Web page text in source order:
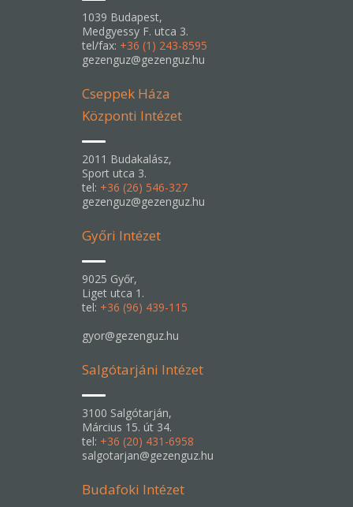
1039 Budapest,
Medgyessy F. utca 3.
tel/fax: +36 (1) 243-8595
gezenguz@gezenguz.hu
Cseppek Háza
Központi Intézet
2011 Budakalász,
Sport utca 3.
tel: +36 (26) 546-327
gezenguz@gezenguz.hu
Győri Intézet
9025 Győr,
Liget utca 1.
tel: +36 (96) 439-115
gyor@gezenguz.hu
Salgótarjáni Intézet
3100 Salgótarján,
Március 15. út 34.
tel: +36 (20) 431-6958
salgotarjan@gezenguz.hu
Budafoki Intézet